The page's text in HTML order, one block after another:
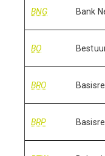
BNG Bank
BO
BRO
BRP